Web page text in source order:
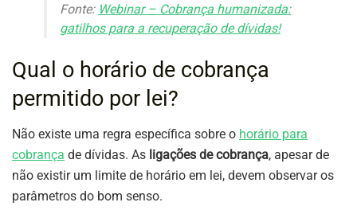
Fonte: Webinar – Cobrança humanizada:
gatilhos para a recuperação de dívidas!
Qual o horário de cobrança
permitido por lei?
Não existe uma regra específica sobre o horário para
cobrança de dívidas. As ligações de cobrança, apesar de
não existir um limite de horário em lei, devem observar os
parâmetros do bom senso.